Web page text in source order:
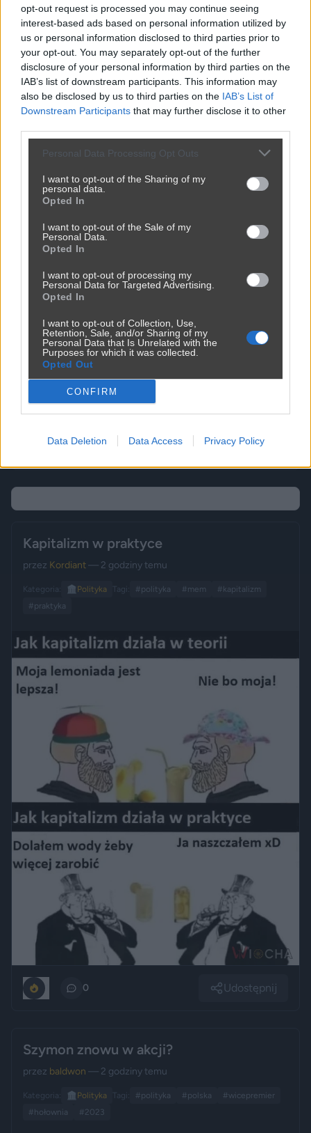
opt-out request is processed you may continue seeing
interest-based ads based on personal information utilized by
us or personal information disclosed to third parties prior to
your opt-out. You may separately opt-out of the further
disclosure of your personal information by third parties on the
IAB’s list of downstream participants. This information may
also be disclosed by us to third parties on the IAB’s List of
Downstream Participants that may further disclose it to other
Personal Data Processing Opt Outs
I want to opt-out of the Sharing of my
personal data.
Opted In
I want to opt-out of the Sale of my
Personal Data.
Opted In
I want to opt-out of processing my
Personal Data for Targeted Advertising.
Opted In
I want to opt-out of Collection, Use,
Retention, Sale, and/or Sharing of my
Personal Data that Is Unrelated with the
Purposes for which it was collected.
Opted Out
CONFIRM
Data Deletion Data Access Privacy Policy
Jak wspomniałem...
przezbamboocza — 1 godzina temu
Kategoria: 😂Śmieszne Tagi: #humor #polityka
#praca
#maile
0 0 Udostępnij
Kapitalizm w praktyce
przez Kordiant— 2 godziny temu
Kategoria: 🏛️ Polityka Tagi: #polityka #mem
#kapitalizm
#praktyka
0 Udostępnij
Szymon znowu w akcji?
przez baldwon — 2 godziny temu
Kategoria: 🏛️ Polityka Tagi: #polityka #polska
#wicepremier
#hołownia
#2023